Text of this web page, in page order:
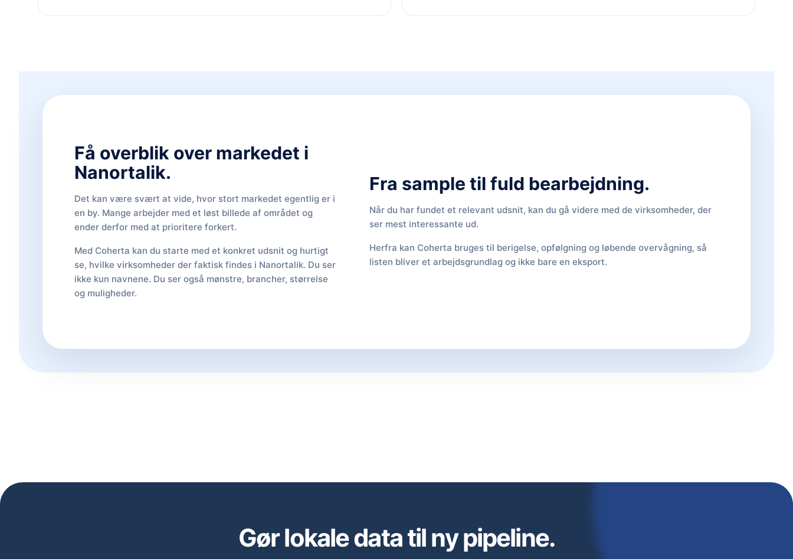
Få overblik over markedet i
Nanortalik.
Det kan være svært at vide, hvor stort markedet egentlig er i
en by. Mange arbejder med et løst billede af området og
ender derfor med at prioritere forkert.
Med Coherta kan du starte med et konkret udsnit og hurtigt
se, hvilke virksomheder der faktisk findes i Nanortalik. Du ser
ikke kun navnene. Du ser også mønstre, brancher, størrelse
og muligheder.
Fra sample til fuld bearbejdning.
Når du har fundet et relevant udsnit, kan du gå videre med de virksomheder, der
ser mest interessante ud.
Herfra kan Coherta bruges til berigelse, opfølgning og løbende overvågning, så
listen bliver et arbejdsgrundlag og ikke bare en eksport.
Gør lokale data til ny pipeline.